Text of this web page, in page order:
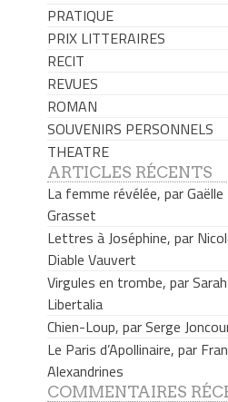
PRATIQUE
PRIX LITTERAIRES
RECIT
REVUES
ROMAN
SOUVENIRS PERSONNELS
THEATRE
ARTICLES RÉCENTS
La femme révélée, par
Grasset
Lettres à Joséphine, par
Diable Vauvert
Virgules en trombe, par
Libertalia
Chien-Loup, par Serge
Le Paris d’Apollinaire, par
Alexandrines
COMMENTAIRES